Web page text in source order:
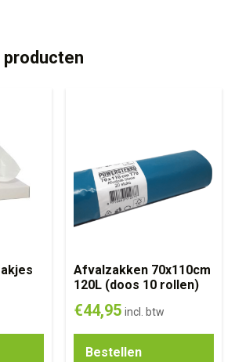
Afvalzakken 70x110cm
120L (doos 10 rollen)
€44,95 incl. btw
Bestellen